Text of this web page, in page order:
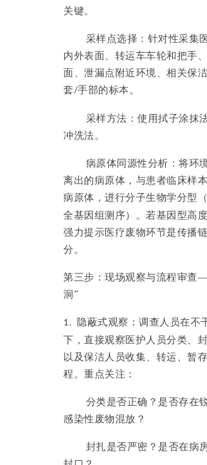
关键。
采样点选择：针对性采集
内外表面、转运车车轮和把手
面、泄漏点附近环境、相关保
套/手部的标本。
采样方法：使用拭子涂抹
冲洗法。
病原体同源性分析：将环
离出的病原体，与患者临床样
病原体，进行分子生物学分型
全基因组测序）。若基因型高
强力提示医疗废物环节是传播
分。
第三步：现场观察与流程审查
洞”
1.
隐蔽式观察：调查人员在不
下，直接观察医护人员分类、封
以及保洁人员收集、转运、暂
程。重点关注：
分类是否正确？是否存在
感染性废物混放？
封扎是否严密？是否在病